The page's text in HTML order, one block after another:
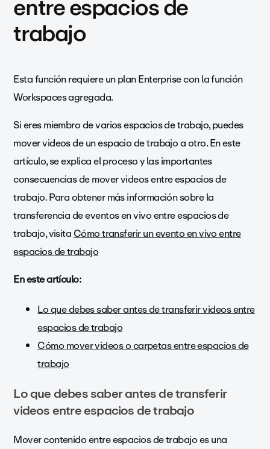
entre espacios de
trabajo
Esta función requiere un plan Enterprise con la función
Workspaces agregada.
Si eres miembro de varios espacios de trabajo, puedes
mover videos de un espacio de trabajo a otro. En este
artículo, se explica el proceso y las importantes
consecuencias de mover videos entre espacios de
trabajo. Para obtener más información sobre la
transferencia de eventos en vivo entre espacios de
trabajo, visitaCómo transferir un evento en vivo entre
espacios de trabajo
En este artículo:
Lo que debes saber antes de transferir videos entre
espacios de trabajo
Cómo mover videos o carpetas entre espacios de
trabajo
Lo que debes saber antes de transferir
videos entre espacios de trabajo
Mover contenido entre espacios de trabajo es una